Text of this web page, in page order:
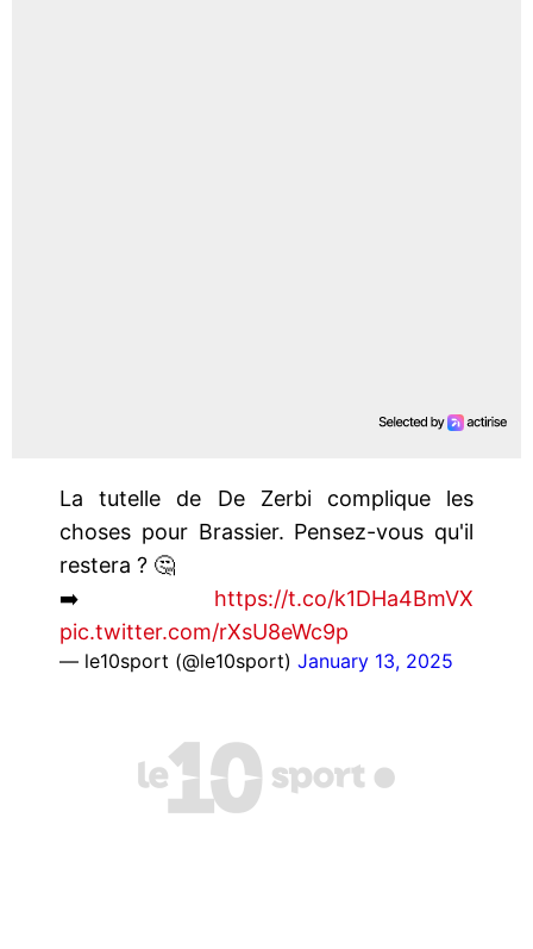
La tutelle de De Zerbi complique les
choses pour Brassier. Pensez-vous qu'il
restera ? 🤔
➡️ https://t.co/k1DHa4BmVX
pic.twitter.com/rXsU8eWc9p
— le10sport (@le10sport) January 13, 2025